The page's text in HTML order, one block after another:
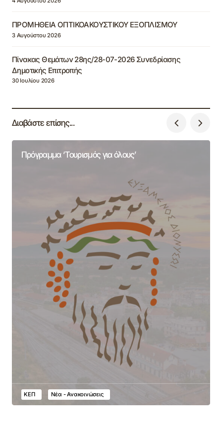
ΠΡΟΜΗΘΕΙΑ ΟΠΤΙΚΟΑΚΟΥΣΤΙΚΟΥ ΕΞΟΠΛΙΣΜΟΥ
3 Αυγούστου 2026
Πίνακας Θεμάτων 28ης/28-07-2026 Συνεδρίασης
Δημοτικής Επιτροπής
30 Ιουλίου 2026
Διαβάστε επίσης...
Πρόγραμμα ‘Τουρισμός για όλους’
ΚΕΠ Νέα - Ανακοινώσεις